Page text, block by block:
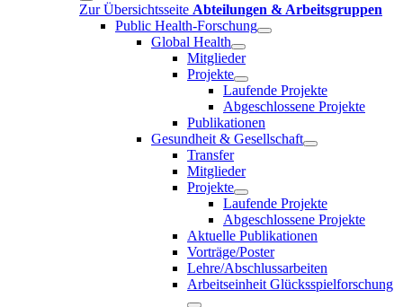
Zur Übersichtsseite Abteilungen & Arbeitsgruppen
Public Health-Forschung
Global Health
Mitglieder
Projekte
Laufende Projekte
Abgeschlossene Projekte
Publikationen
Gesundheit & Gesellschaft
Transfer
Mitglieder
Projekte
Laufende Projekte
Abgeschlossene Projekte
Aktuelle Publikationen
Vorträge/Poster
Lehre/Abschlussarbeiten
Arbeitseinheit Glücksspielforschung